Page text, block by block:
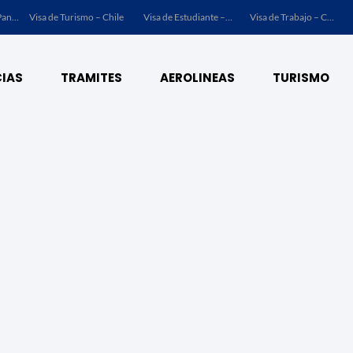
Visa de Turismo – Panamá Visa de Turismo – Chile Visa de Estudiante – Chile Visa de Trabajo – Chile
TRAMITES AEROLINEAS TURISMO